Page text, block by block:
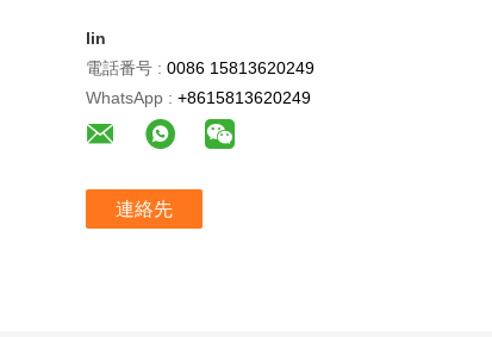
lin
電話番号 : 0086 15813620249
WhatsApp : +8615813620249
連絡先